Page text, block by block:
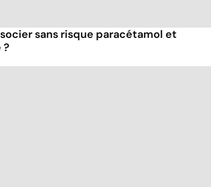
sans risque paracétamol et